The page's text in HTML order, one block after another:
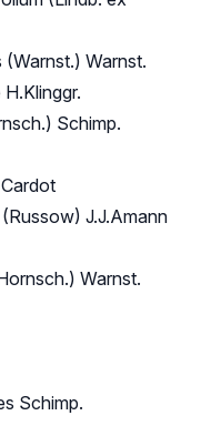
(Warnst.) Warnst.
Schimp.
J.J.Amann
Warnst.
Schimp.